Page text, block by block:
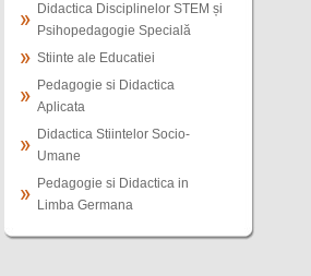
Didactica Disciplinelor STEM și
Psihopedagogie Specială
Stiinte ale Educatiei
Pedagogie si Didactica
Aplicata
Didactica Stiintelor Socio-
Umane
Pedagogie si Didactica in
Limba Germana